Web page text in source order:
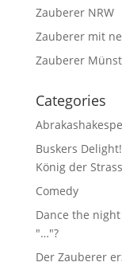
Zauberer NRW
Zauberer mit
Zauberer
Categories
Buskers
König der
Comedy
Dance the
"…"?
Der Zauberer